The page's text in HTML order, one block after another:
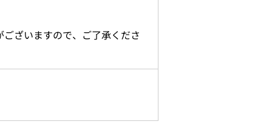
ざいますので、ご了承くださ